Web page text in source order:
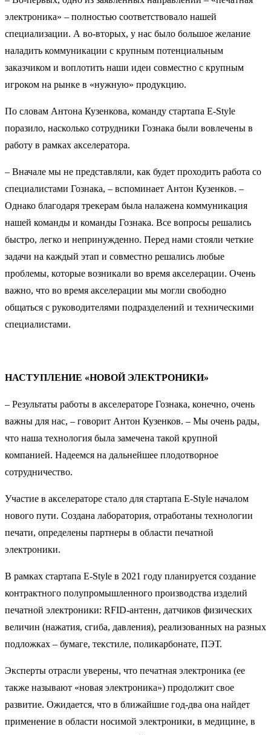
электроника» – полностью соответствовало нашей
специализации. А во-вторых, у нас было большое желание
наладить коммуникации с крупным потенциальным
заказчиком и воплотить наши идеи совместно с крупным
игроком на рынке в «нужную» продукцию.
По словам Антона Кузенкова, команду стартапа E-Style
поразило, насколько сотрудники Гознака были вовлечены в
работу в рамках акселератора.
– Вначале мы не представляли, как будет проходить работа со
специалистами Гознака, – вспоминает Антон Кузенков. –
Однако благодаря трекерам была налажена коммуникация
нашей команды и команды Гознака. Все вопросы решались
быстро, легко и непринужденно. Перед нами стояли четкие
задачи на каждый этап и совместно решались любые
проблемы, которые возникали во время акселерации. Очень
важно, что во время акселерации мы могли свободно
общаться с руководителями подразделений и техническими
специалистами.
НАСТУПЛЕНИЕ «НОВОЙ ЭЛЕКТРОНИКИ»
– Результаты работы в акселераторе Гознака, конечно, очень
важны для нас, – говорит Антон Кузенков. – Мы очень рады,
что наша технология была замечена такой крупной
компанией. Надеемся на дальнейшее плодотворное
сотрудничество.
Участие в акселераторе стало для стартапа E-Style началом
нового пути. Создана лаборатория, отработаны технологии
печати, определены партнеры в области печатной
электроники.
В рамках стартапа E-Style в 2021 году планируется создание
контрактного полупромышленного производства изделий
печатной электроники: RFID-антенн, датчиков физических
величин (нажатия, сгиба, давления), реализованных на разных
подложках – бумаге, текстиле, поликарбонате, ПЭТ.
Эксперты отрасли уверены, что печатная электроника (ее
также называют «новая электроника») продолжит свое
развитие. Ожидается, что в ближайшие год-два она найдет
применение в области носимой электроники, в медицине, в